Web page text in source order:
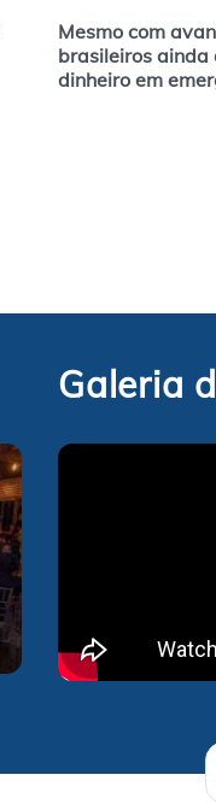
Mesmo com
brasileiros ainda
dinheiro em
Galeria